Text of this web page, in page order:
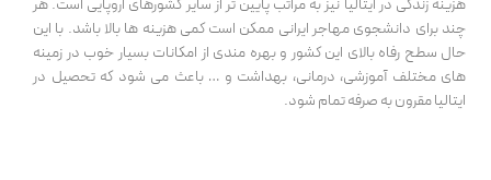
هزینه زندگی در ایتالیا نیز به مراتب پایین تر از سایر کشورهای اروپایی است. هر
چند برای دانشجوی مهاجر ایرانی ممکن است کمی هزینه ها بالا باشد. با این
حال سطح رفاه بالای این کشور و بهره مندی از امکانات بسیار خوب در زمینه
های مختلف آموزشی، درمانی، بهداشت و … باعث می شود که تحصیل در
ایتالیا مقرون به صرفه تمام شود.